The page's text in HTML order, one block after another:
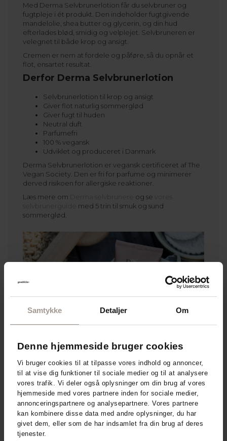
Samtykke Detaljer Om
Denne hjemmeside bruger cookies
Vi bruger cookies til at tilpasse vores indhold og annoncer,
til at vise dig funktioner til sociale medier og til at analysere
vores trafik. Vi deler også oplysninger om din brug af vores
hjemmeside med vores partnere inden for sociale medier,
annonceringspartnere og analysepartnere. Vores partnere
kan kombinere disse data med andre oplysninger, du har
givet dem, eller som de har indsamlet fra din brug af deres
tjenester.
Med Derma Selvbrunerlotion får du selvbruner og
fugtpleje i ét produkt. Den indeholder fugtgivende
mandelolie, shea butter og glycerin, og din hud
efterlades blød, smidig og velplejet. Selvbruneren er
velegnet til både krop og ansigt.
Cremen er nem at fordele og påføre, så du opnår et
flot, ensartet resultat.
Derfor Derma Selvbrunerlotion
Selvbrunerlotion til krop og ansigt
Giver flot naturlig sommerglød
Giver fugt til huden
Neutral duft
Parfumefri
100 % vegansk
Udviklet og produceret i Danmark
Derma Selvbrunerlotion er vegansk certificeret af The
Vegan Society. Den er fri for parfume og minimerer
derved risikoen for allergiske reaktioner.
Læs mere om
Derma selvbrunere og se
selvbrunerguide
med 5 trin til smuk og sund
sommerglød.